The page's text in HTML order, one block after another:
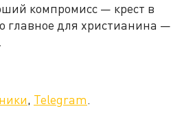
компромисс — крест в
главное для христианина —
, Telegram.